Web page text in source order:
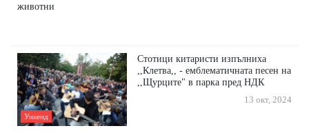
животни
Уикенд
Стотици китаристи изпълниха
,,Клетва,, - емблематичната песен на
,,Щурците" в парка пред НДК
13 окт, 2024